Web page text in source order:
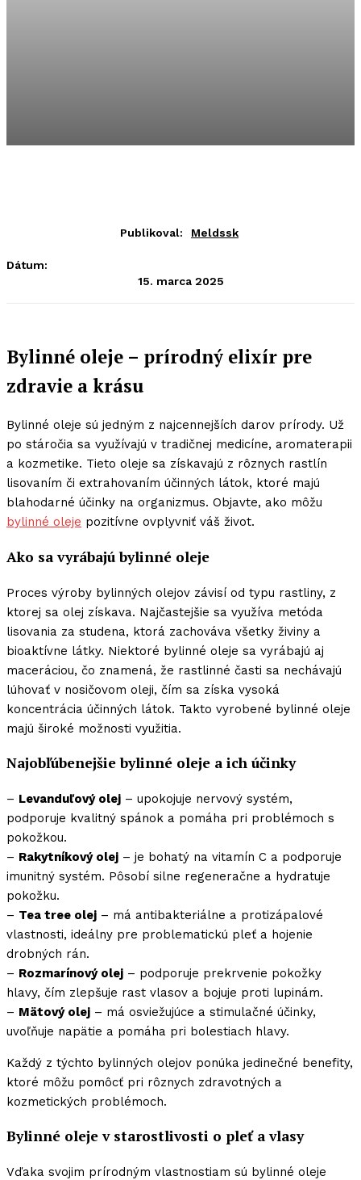
Publikoval: Meldssk
Dátum:
15. marca 2025
Bylinné oleje – prírodný elixír pre
zdravie a krásu
Bylinné oleje sú jedným z najcennejších darov prírody. Už
po stáročia sa využívajú v tradičnej medicíne, aromaterapii
a kozmetike. Tieto oleje sa získavajú z rôznych rastlín
lisovaním či extrahovaním účinných látok, ktoré majú
blahodarné účinky na organizmus. Objavte, ako môžu
bylinné oleje pozitívne ovplyvniť váš život.
Ako sa vyrábajú bylinné oleje
Proces výroby bylinných olejov závisí od typu rastliny, z
ktorej sa olej získava. Najčastejšie sa využíva metóda
lisovania za studena, ktorá zachováva všetky živiny a
bioaktívne látky. Niektoré bylinné oleje sa vyrábajú aj
maceráciou, čo znamená, že rastlinné časti sa nechávajú
lúhovať v nosičovom oleji, čím sa získa vysoká
koncentrácia účinných látok. Takto vyrobené bylinné oleje
majú široké možnosti využitia.
Najobľúbenejšie bylinné oleje a ich účinky
– Levanduľový olej – upokojuje nervový systém,
podporuje kvalitný spánok a pomáha pri problémoch s
pokožkou.
– Rakytníkový olej – je bohatý na vitamín C a podporuje
imunitný systém. Pôsobí silne regeneračne a hydratuje
pokožku.
– Tea tree olej – má antibakteriálne a protizápalové
vlastnosti, ideálny pre problematickú pleť a hojenie
drobných rán.
– Rozmarínový olej – podporuje prekrvenie pokožky
hlavy, čím zlepšuje rast vlasov a bojuje proti lupinám.
– Mätový olej – má osviežujúce a stimulačné účinky,
uvoľňuje napätie a pomáha pri bolestiach hlavy.
Každý z týchto bylinných olejov ponúka jedinečné benefity,
ktoré môžu pomôcť pri rôznych zdravotných a
kozmetických problémoch.
Bylinné oleje v starostlivosti o pleť a vlasy
Vďaka svojim prírodným vlastnostiam sú bylinné oleje